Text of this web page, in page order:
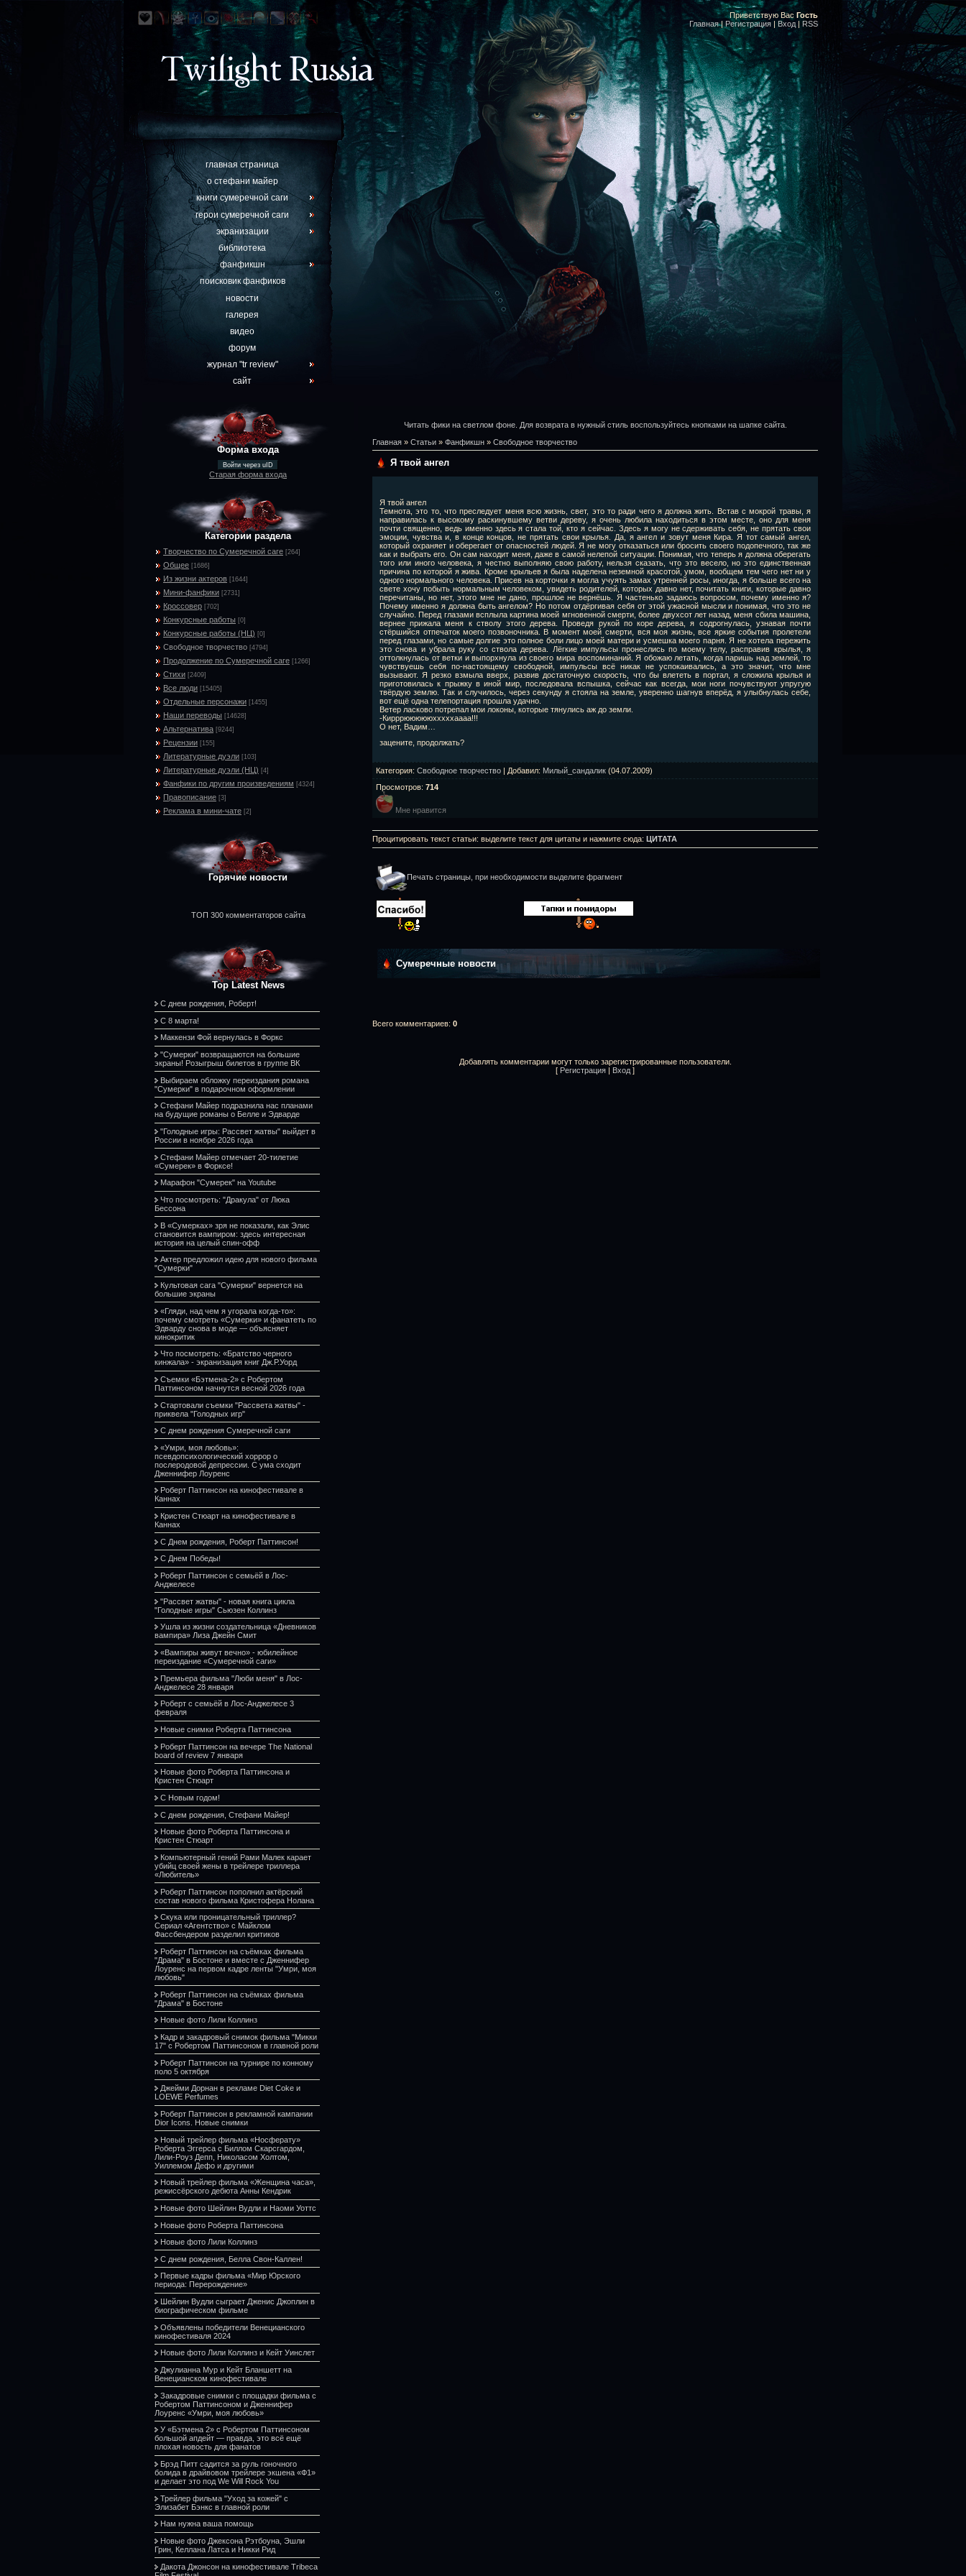
Приветствую Вас Гость
Главная| Регистрация | Вход | RSS
главная страница
о стефани майер
книги сумеречной саги
герои сумеречной саги
экранизации
библиотека
фанфикшн
поисковик фанфиков
новости
галерея
видео
форум
журнал "tr review"
сайт
Форма входа
Войти через uID
Старая форма входа
Категории раздела
Творчество по Сумеречной саге [264]
Общее [1686]
Из жизни актеров [1644]
Мини-фанфики [2731]
Кроссовер [702]
Конкурсные работы [0]
Конкурсные работы (НЦ) [0]
Свободное творчество [4794]
Продолжение по Сумеречной саге [1266]
Стихи [2409]
Все люди [15405]
Отдельные персонажи [1455]
Наши переводы [14628]
Альтернатива [9244]
Рецензии [155]
Литературные дуэли [103]
Литературные дуэли (НЦ) [4]
Фанфики по другим произведениям [4324]
Правописание [3]
Реклама в мини-чате [2]
Горячие новости
ТОП 300 комментаторов сайта
Top Latest News
С днем рождения, Роберт!
С 8 марта!
Маккензи Фой вернулась в Форкс
"Сумерки" возвращаются на большие
экраны! Розыгрыш билетов в группе ВК
Выбираем обложку переиздания романа
"Сумерки" в подарочном оформлении
Стефани Майер подразнила нас планами
на будущие романы о Белле и Эдварде
"Голодные игры: Рассвет жатвы" выйдет в
России в ноябре 2026 года
Стефани Майер отмечает 20-тилетие
«Сумерек» в Форксе!
Марафон "Сумерек" на Youtube
Что посмотреть: "Дракула" от Люка
Бессона
В «Сумерках» зря не показали, как Элис
становится вампиром: здесь интересная
история на целый спин-офф
Актер предложил идею для нового фильма
"Сумерки"
Культовая сага "Сумерки" вернется на
большие экраны
«Гляди, над чем я угорала когда-то»:
почему смотреть «Сумерки» и фанатеть по
Эдварду снова в моде — объясняет
кинокритик
Что посмотреть: «Братство черного
кинжала» - экранизация книг Дж.Р.Уорд
Съемки «Бэтмена-2» с Робертом
Паттинсоном начнутся весной 2026 года
Стартовали съемки "Рассвета жатвы" -
приквела "Голодных игр"
С днем рождения Сумеречной саги
«Умри, моя любовь»:
псевдопсихологический хоррор о
послеродовой депрессии. С ума сходит
Дженнифер Лоуренс
Роберт Паттинсон на кинофестивале в
Каннах
Кристен Стюарт на кинофестивале в
Каннах
С Днем рождения, Роберт Паттинсон!
С Днем Победы!
Роберт Паттинсон с семьёй в Лос-
Анджелесе
"Рассвет жатвы" - новая книга цикла
"Голодные игры" Сьюзен Коллинз
Ушла из жизни создательница «Дневников
вампира» Лиза Джейн Смит
«Вампиры живут вечно» - юбилейное
переиздание «Сумеречной саги»
Премьера фильма "Люби меня" в Лос-
Анджелесе 28 января
Роберт с семьёй в Лос-Анджелесе 3
февраля
Новые снимки Роберта Паттинсона
Роберт Паттинсон на вечере The National
board of review 7 января
Новые фото Роберта Паттинсона и
Кристен Стюарт
С Новым годом!
С днем рождения, Стефани Майер!
Новые фото Роберта Паттинсона и
Кристен Стюарт
Компьютерный гений Рами Малек карает
убийц своей жены в трейлере триллера
«Любитель»
Роберт Паттинсон пополнил актёрский
состав нового фильма Кристофера Нолана
Скука или проницательный триллер?
Сериал «Агентство» с Майклом
Фассбендером разделил критиков
Роберт Паттинсон на съёмках фильма
"Драма" в Бостоне и вместе с Дженнифер
Лоуренс на первом кадре ленты "Умри, моя
любовь"
Роберт Паттинсон на съёмках фильма
"Драма" в Бостоне
Новые фото Лили Коллинз
Кадр и закадровый снимок фильма "Микки
17" с Робертом Паттинсоном в главной роли
Роберт Паттинсон на турнире по конному
поло 5 октября
Джейми Дорнан в рекламе Diet Coke и
LOEWE Perfumes
Роберт Паттинсон в рекламной кампании
Dior Icons. Новые снимки
Новый трейлер фильма «Носферату»
Роберта Эггерса с Биллом Скарсгардом,
Лили-Роуз Депп, Николасом Холтом,
Уиллемом Дефо и другими
Новый трейлер фильма «Женщина часа»,
режиссёрского дебюта Анны Кендрик
Новые фото Шейлин Вудли и Наоми Уоттс
Новые фото Роберта Паттинсона
Новые фото Лили Коллинз
С днем рождения, Белла Свон-Каллен!
Первые кадры фильма «Мир Юрского
периода: Перерождение»
Шейлин Вудли сыграет Дженис Джоплин в
биографическом фильме
Объявлены победители Венецианского
кинофестиваля 2024
Новые фото Лили Коллинз и Кейт Уинслет
Джулианна Мур и Кейт Бланшетт на
Венецианском кинофестивале
Закадровые снимки с площадки фильма с
Робертом Паттинсоном и Дженнифер
Лоуренс «Умри, моя любовь»
У «Бэтмена 2» с Робертом Паттинсоном
большой апдейт — правда, это всё ещё
плохая новость для фанатов
Брэд Питт садится за руль гоночного
болида в драйвовом трейлере экшена «Ф1»
и делает это под We Will Rock You
Трейлер фильма "Уход за кожей" с
Элизабет Бэнкс в главной роли
Нам нужна ваша помощь
Новые фото Джексона Рэтбоуна, Эшли
Грин, Келлана Латса и Никки Рид
Дакота Джонсон на кинофестивале Tribeca
Читать фики на светлом фоне. Для возврата в нужный стиль воспользуйтесь кнопками на шапке сайта.
Главная » Статьи » Фанфикшн » Свободное творчество
Я твой ангел
Я твой ангел
Темнота, это то, что преследует меня всю жизнь, свет, это то ради чего я должна жить. Встав с мокрой травы, я
направилась к высокому раскинувшему ветви дереву, я очень любила находиться в этом месте, оно для меня
почти священно, ведь именно здесь я стала той, кто я сейчас. Здесь я могу не сдерживать себя, не прятать свои
эмоции, чувства и, в конце концов, не прятать свои крылья. Да, я ангел и зовут меня Кира. Я тот самый ангел,
который охраняет и оберегает от опасностей людей. Я не могу отказаться или бросить своего подопечного, так же
как и выбрать его. Он сам находит меня, даже в самой нелепой ситуации. Понимая, что теперь я должна оберегать
того или иного человека, я честно выполняю свою работу, нельзя сказать, что это весело, но это единственная
причина по которой я жива. Кроме крыльев я была наделена неземной красотой, умом, вообщем тем чего нет ни у
одного нормального человека. Присев на корточки я могла учуять замах утренней росы, иногда, я больше всего на
свете хочу побыть нормальным человеком, увидеть родителей, которых давно нет, почитать книги, которые давно
перечитаны, но нет, этого мне не дано, прошлое не вернёшь. Я частенько задаюсь вопросом, почему именно я?
Почему именно я должна быть ангелом? Но потом отдёргивая себя от этой ужасной мысли и понимая, что это не
случайно. Перед глазами всплыла картина моей мгновенной смерти, более двухсот лет назад, меня сбила машина,
вернее прижала меня к стволу этого дерева. Проведя рукой по коре дерева, я содрогнулась, узнавая почти
стёршийся отпечаток моего позвоночника. В момент моей смерти, вся моя жизнь, все яркие события пролетели
перед глазами, но самые долгие это полное боли лицо моей матери и усмешка моего парня. Я не хотела пережить
это снова и убрала руку со ствола дерева. Лёгкие импульсы пронеслись по моему телу, расправив крылья, я
оттолкнулась от ветки и выпорхнула из своего мира воспоминаний. Я обожаю летать, когда паришь над землей, то
чувствуешь себя по-настоящему свободной, импульсы всё никак не успокаивались, а это значит, что мне
вызывают. Я резко взмыла вверх, развив достаточную скорость, что бы влететь в портал, я сложила крылья и
приготовилась к прыжку в иной мир, последовала вспышка, сейчас как всегда, мои ноги почувствуют упругую
твёрдую землю. Так и случилось, через секунду я стояла на земле, уверенно шагнув вперёд, я улыбнулась себе,
вот ещё одна телепортация прошла удачно.
Ветер ласково потрепал мои локоны, которые тянулись аж до земли.
-Кирррюююююхххххаааа!!!
О нет, Вадим…
зацените, продолжать?
Категория: Свободное творчество | Добавил: Милый_сандалик (04.07.2009)
Просмотров: 714
Мне нравится
Процитировать текст статьи: выделите текст для цитаты и нажмите сюда: ЦИТАТА
Печать страницы, при необходимости выделите фрагмент
Сумеречные новости
Всего комментариев: 0
Добавлять комментарии могут только зарегистрированные пользователи.
[ Регистрация | Вход ]